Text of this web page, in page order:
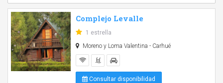
Complejo Levalle
1 estrella
Moreno y Loma Valentina - Carhué
Consultar disponibilidad